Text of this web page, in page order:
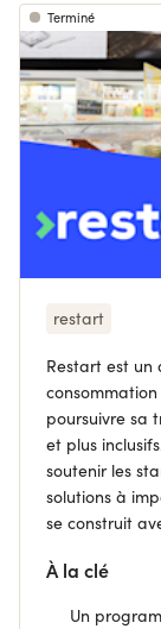
Terminé
restart
Restart est
poursuivre sa
et plus
soutenir les
solutions à
se construit
À la clé
Un